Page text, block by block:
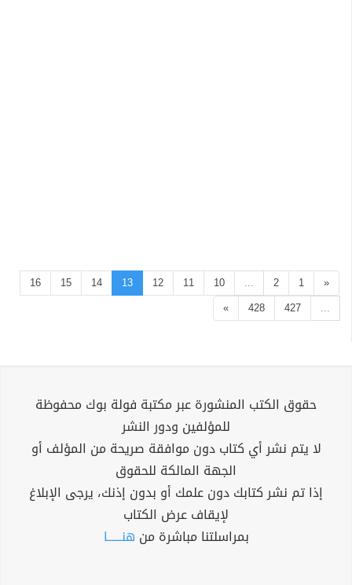
«
1
2
...
10
11
12
13
14
15
16
...
427
428
»
حقوق الكتب المنشورة عبر مكتبة فولة بوك محفوظة
للمؤلفين ودور النشر
لا يتم نشر أي كتاب دون موافقة صريحة من المؤلف أو
الجهة المالكة للحقوق
إذا تم نشر كتابك دون علمك أو بدون إذنك، يرجى الإبلاغ
لإيقاف عرض الكتاب
بمراسلتنا مباشرة من هنــــــا